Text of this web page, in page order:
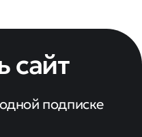
сайт
подписке